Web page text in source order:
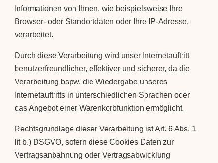
Informationen von Ihnen, wie beispielsweise Ihre
Browser- oder Standortdaten oder Ihre IP-Adresse,
verarbeitet.
Durch diese Verarbeitung wird unser Internetauftritt
benutzerfreundlicher, effektiver und sicherer, da die
Verarbeitung bspw. die Wiedergabe unseres
Internetauftritts in unterschiedlichen Sprachen oder
das Angebot einer Warenkorbfunktion ermöglicht.
Rechtsgrundlage dieser Verarbeitung ist Art. 6 Abs. 1
lit b.) DSGVO, sofern diese Cookies Daten zur
Vertragsanbahnung oder Vertragsabwicklung